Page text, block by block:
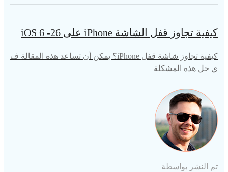
كيفية تجاوز قفل الشاشة iPhone على iOS 6 -26
كيفية تجاوز شاشة قفل iPhone؟ يمكن أن تساعد هذه المقالة ف
ي حل هذه المشكلة
تم النشر بواسطة